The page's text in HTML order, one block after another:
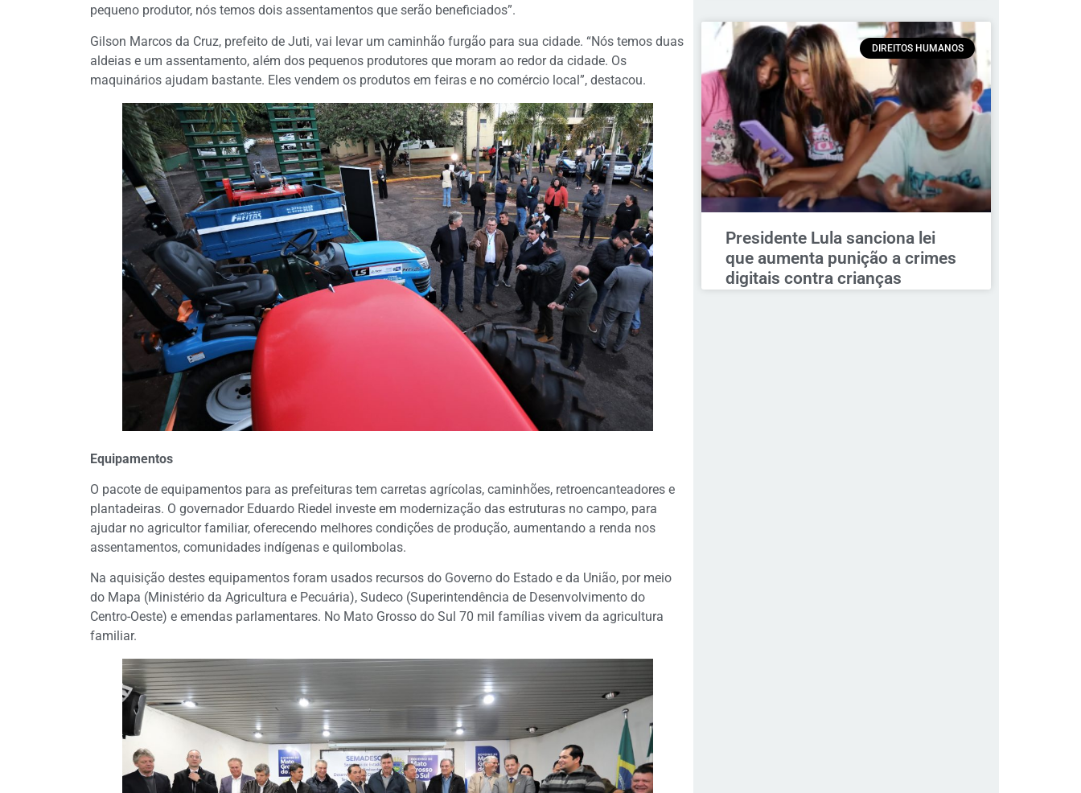
pequeno produtor, nós temos dois assentamentos que serão beneficiados”.
Gilson Marcos da Cruz, prefeito de Juti, vai levar um caminhão furgão para sua cidade. “Nós temos duas
aldeias e um assentamento, além dos pequenos produtores que moram ao redor da cidade. Os
maquinários ajudam bastante. Eles vendem os produtos em feiras e no comércio local”, destacou.
Equipamentos
O pacote de equipamentos para as prefeituras tem carretas agrícolas, caminhões, retroencanteadores e
plantadeiras. O governador Eduardo Riedel investe em modernização das estruturas no campo, para
ajudar no agricultor familiar, oferecendo melhores condições de produção, aumentando a renda nos
assentamentos, comunidades indígenas e quilombolas.
Na aquisição destes equipamentos foram usados recursos do Governo do Estado e da União, por meio
do Mapa (Ministério da Agricultura e Pecuária), Sudeco (Superintendência de Desenvolvimento do
Centro-Oeste) e emendas parlamentares. No Mato Grosso do Sul 70 mil famílias vivem da agricultura
familiar.
DIREITOS HUMANOS
Presidente Lula sanciona lei
que aumenta punição a crimes
digitais contra crianças